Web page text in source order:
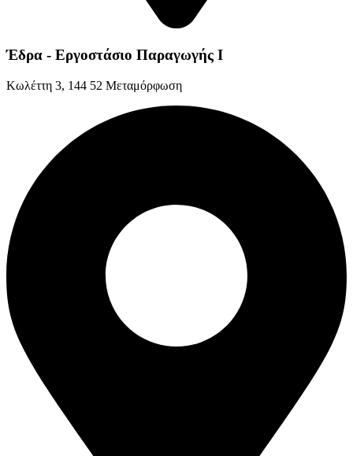
Έδρα - Εργοστάσιο Παραγωγής Ι
Kωλέττη 3, 144 52 Μεταμόρφωση